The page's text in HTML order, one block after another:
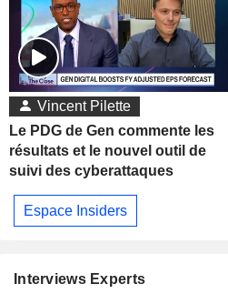
Vincent Pilette
Le PDG de Gen commente les
résultats et le nouvel outil de
suivi des cyberattaques
Espace Insiders
Interviews Experts